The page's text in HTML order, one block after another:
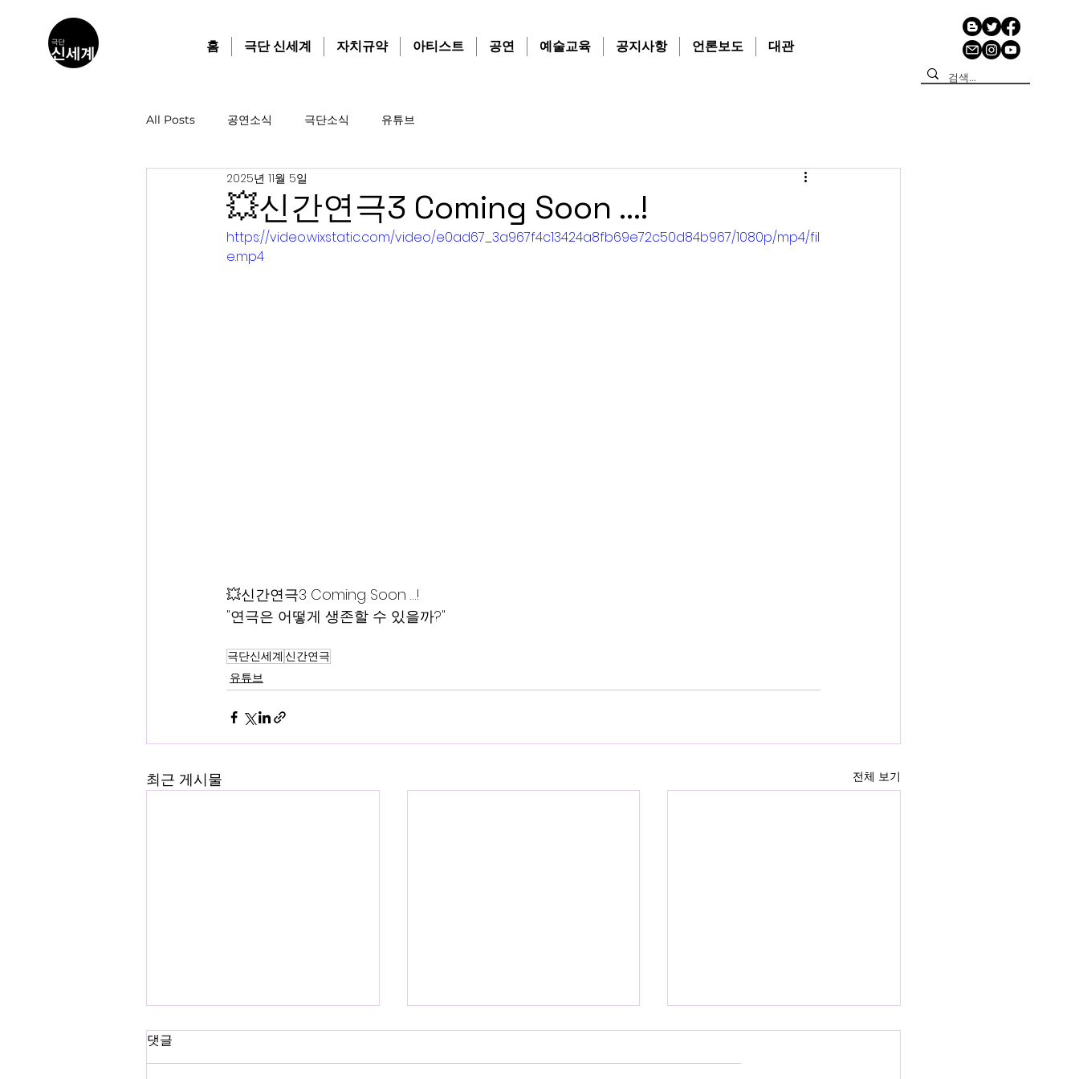
홈 극단 신세계 자치규약 아티스트 공연 예술교육 공지사항 언론보도 대관
All Posts 공연소식 극단소식 유튜브
💥신간연극3 Coming Soon …!
2025년 11월 5일
https://video.wixstatic.com/video/e0ad67_3a967f4c13424a8fb69e72c50d84b967/1080p/mp4/fil
e.mp4
💥신간연극3 Coming Soon …!
"연극은 어떻게 생존할 수 있을까?"
극단신세계 신간연극
유튜브
최근 게시물 전체 보기
댓글